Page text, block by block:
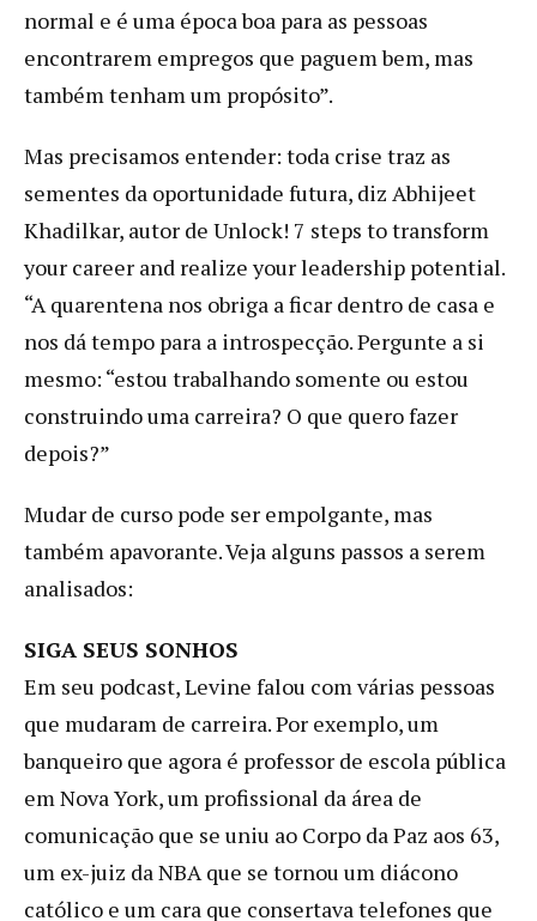
normal e é uma época boa para as pessoas
encontrarem empregos que paguem bem, mas
também tenham um propósito”.
Mas precisamos entender: toda crise traz as
sementes da oportunidade futura, diz Abhijeet
Khadilkar, autor de Unlock! 7 steps to transform
your career and realize your leadership potential.
“A quarentena nos obriga a ficar dentro de casa e
nos dá tempo para a introspecção. Pergunte a si
mesmo: “estou trabalhando somente ou estou
construindo uma carreira? O que quero fazer
depois?”
Mudar de curso pode ser empolgante, mas
também apavorante. Veja alguns passos a serem
analisados:
SIGA SEUS SONHOS
Em seu podcast, Levine falou com várias pessoas
que mudaram de carreira. Por exemplo, um
banqueiro que agora é professor de escola pública
em Nova York, um profissional da área de
comunicação que se uniu ao Corpo da Paz aos 63,
um ex-juiz da NBA que se tornou um diácono
católico e um cara que consertava telefones que